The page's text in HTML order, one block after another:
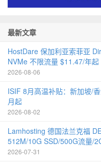
最新文章
HostDare 保加利亚索菲亚
NVMe 不限流量 $11.47/年起
2026-08-06
ISIF 8月高温补贴：新加坡/
月起
2026-08-02
Lamhosting 德国法兰克福
512M/10G SSD/500G流量/
2026-07-31